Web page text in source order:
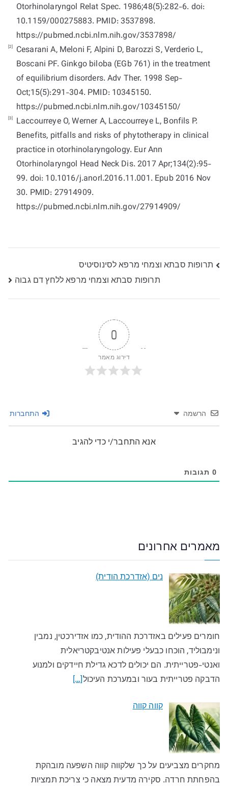
Otorhinolaryngol Relat Spec. 1986;48(5):282-6. doi:
10.1159/000275883. PMID: 3537898.
https://pubmed.ncbi.nlm.nih.gov/3537898/
[2]
Cesarani A, Meloni F, Alpini D, Barozzi S, Verderio L,
Boscani PF. Ginkgo biloba (EGb 761) in the treatment
of equilibrium disorders. Adv Ther. 1998 Sep-
Oct;15(5):291-304. PMID: 10345150.
https://pubmed.ncbi.nlm.nih.gov/10345150/
[3]
Laccourreye O, Werner A, Laccourreye L, Bonfils P.
Benefits, pitfalls and risks of phytotherapy in clinical
practice in otorhinolaryngology. Eur Ann
Otorhinolaryngol Head Neck Dis. 2017 Apr;134(2):95-
99. doi: 10.1016/j.anorl.2016.11.001. Epub 2016 Nov
30. PMID: 27914909.
https://pubmed.ncbi.nlm.nih.gov/27914909/
ניווט
תרופות סבתא וצמחי מרפא לסינוסיטיס
תרופות סבתא וצמחי מרפא ללחץ דם גבוה
0
דירוג מאמר
הרשמה התחברות
אנא התחבר/י כדי להגיב
0 תגובות
מאמרים אחרונים
נים (אזדרכת הודית)
חומרים פעילים באזדרכת ההודית, כמו אזדירכטין, נמבין
ונימבוליד, הוכחו כבעלי פעילות אנטיבקטריאלית
ואנטי-פטרייתית. הם יכולים לדכא גדילת חיידקים ולמנוע
הדבקה פטרייתית בעור ובמערכת העיכול[…]
קווה קווה
מחקרים מצביעים על כך שלקווה קווה השפעה מובהקת
בהפחתת חרדה. סקירה מדעית מצאה כי צריכת תמציות